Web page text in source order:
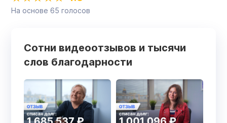
На основе 65 голосов
Сотни видеоотзывов и тысячи
слов благодарности